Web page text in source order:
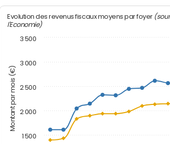
Montant par mois (€)
Evolution des revenus fiscaux moyens par foyer
l'Economie)
1 500
2 000
2 500
3 000
3 500